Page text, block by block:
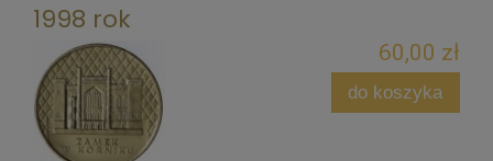
1998 rok
60,00 zł
do koszyka